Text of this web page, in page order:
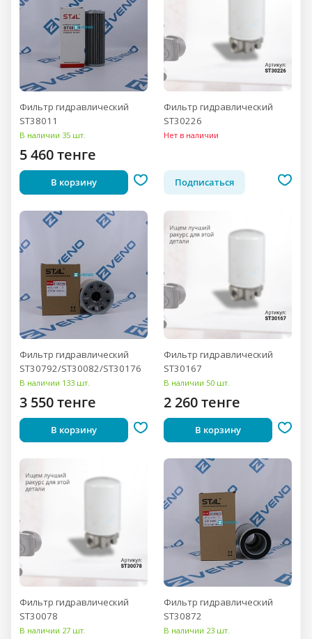
Фильтр гидравлический
ST38011
В наличии 35 шт.
5 460 тенге
В корзину
Фильтр гидравлический
ST30226
Нет в наличии
Подписаться
Фильтр гидравлический
ST30792/ST30082/ST30176
В наличии 133 шт.
3 550 тенге
В корзину
Фильтр гидравлический
ST30167
В наличии 50 шт.
2 260 тенге
В корзину
Фильтр гидравлический
ST30078
В наличии 27 шт.
Фильтр гидравлический
ST30872
В наличии 23 шт.